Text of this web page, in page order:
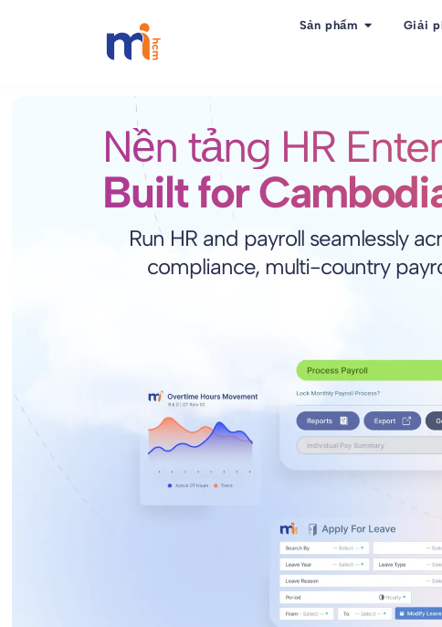
Sản phẩm Giải
Nền tảng HR
Built for
Run HR and payroll seamlessly
compliance, multi-country